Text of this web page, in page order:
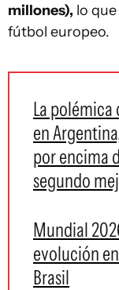
millones), lo
fútbol europeo.
La
en
por encima
segundo
Mundial
evolución
Brasil